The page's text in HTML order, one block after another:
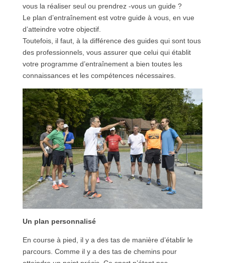
vous la réaliser seul ou prendrez -vous un guide ?
Le plan d’entraînement est votre guide à vous, en vue
d’atteindre votre objectif.
Toutefois, il faut, à la différence des guides qui sont tous
des professionnels, vous assurer que celui qui établit
votre programme d’entraînement a bien toutes les
connaissances et les compétences nécessaires.
Un plan personnalisé
En course à pied, il y a des tas de manière d’établir le
parcours. Comme il y a des tas de chemins pour